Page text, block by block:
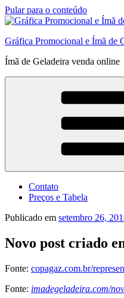
Pular para o conteúdo
Gráfica Promocional e Ímã de
Ímã de Geladeira venda online
Contato
Preços e Tabela
Publicado em setembro 26,
Novo post criado
Fonte: copagaz.com.br/
Fonte: imadegeladeira.com/